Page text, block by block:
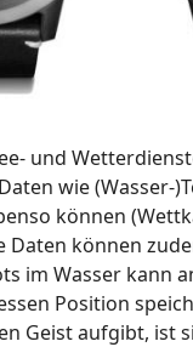
und
wie (Wasser-
können
können
im Wasser kann
Position
Geist aufgibt, ist